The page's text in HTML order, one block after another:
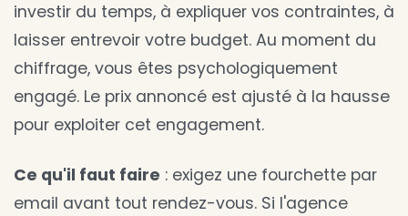
investir du temps, à expliquer vos contraintes, à
laisser entrevoir votre budget. Au moment du
chiffrage, vous êtes psychologiquement
engagé. Le prix annoncé est ajusté à la hausse
pour exploiter cet engagement.
Ce qu'il faut faire : exigez une fourchette par
email avant tout rendez-vous. Si l'agence